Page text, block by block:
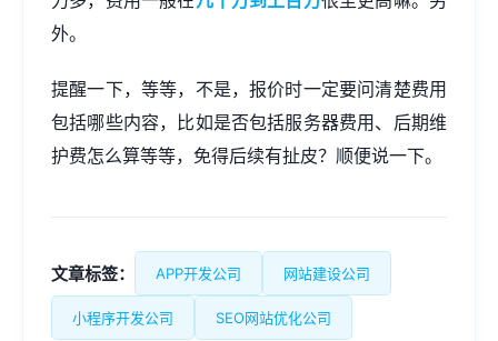
外。
提醒一下，等等，不是，报价时一定要问清楚费用
包括哪些内容，比如是否包括服务器费用、后期维
护费怎么算等等，免得后续有扯皮？顺便说一下。
文章标签： APP开发公司 网站建设公司
小程序开发公司 SEO网站优化公司